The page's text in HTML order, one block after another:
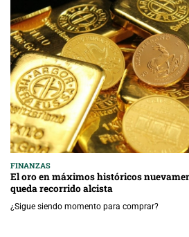
FINANZAS
El oro en máximos históricos
queda recorrido alcista
¿Sigue siendo momento para comprar?